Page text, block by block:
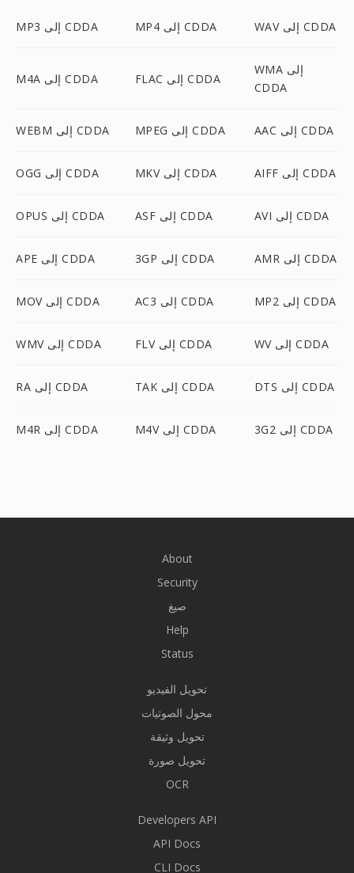
MP3 إلى CDDA MP4 إلى CDDA WAV إلى CDDA
M4A إلى CDDA FLAC إلى CDDA
WMA إلى
CDDA
WEBM إلى CDDA MPEG إلى CDDA AAC إلى CDDA
OGG إلى CDDA MKV إلى CDDA AIFF إلى CDDA
OPUS إلى CDDA ASF إلى CDDA AVI إلى CDDA
APE إلى CDDA 3GP إلى CDDA AMR إلى CDDA
MOV إلى CDDA AC3 إلى CDDA MP2 إلى CDDA
WMV إلى CDDA FLV إلى CDDA WV إلى CDDA
RA إلى CDDA TAK إلى CDDA DTS إلى CDDA
M4R إلى CDDA M4V إلى CDDA 3G2 إلى CDDA
About
Security
صيغ
Help
Status
تحويل الفيديو
محول الصوتيات
تحويل وثيقة
تحويل صورة
OCR
Developers API
API Docs
CLI Docs